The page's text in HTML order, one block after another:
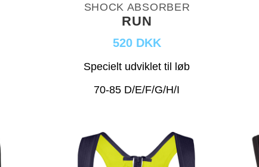
SHOCK ABSORBER
RUN
520 DKK
Specielt udviklet til løb
70-85 D/E/F/G/H/I